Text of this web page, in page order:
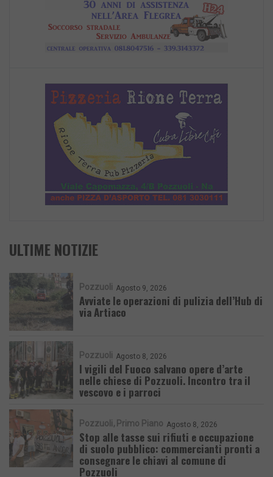
ULTIME NOTIZIE
Pozzuoli Agosto 9, 2026
Avviate le operazioni di pulizia dell’Hub di
via Artiaco
Pozzuoli Agosto 8, 2026
I vigili del Fuoco salvano opere d’arte
nelle chiese di Pozzuoli. Incontro tra il
vescovo e i parroci
Pozzuoli Primo Piano Agosto 8, 2026
Stop alle tasse sui rifiuti e occupazione
di suolo pubblico: commercianti pronti a
consegnare le chiavi al comune di
Pozzuoli